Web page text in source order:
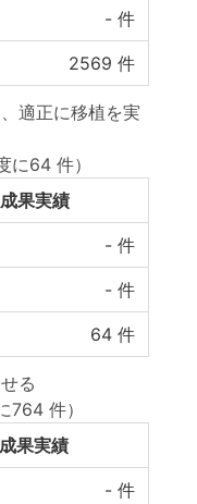
- 件
2569 件
適正に移植を実
に64 件）
成果実績
- 件
- 件
64 件
る
764 件）
成果実績
- 件